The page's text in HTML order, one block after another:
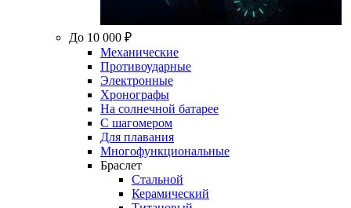
До 10 000 ₽
Механические
Противоударные
Электронные
Хронографы
На солнечной батарее
С шагомером
Для плавания
Многофункциональные
Браслет
Стальной
Керамический